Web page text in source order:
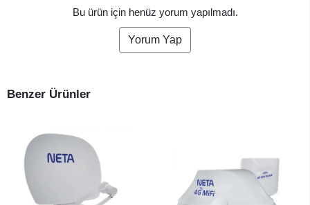
Bu ürün için henüz yorum yapılmadı.
Yorum Yap
Benzer Ürünler